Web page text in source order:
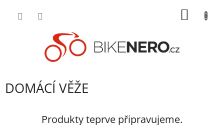
DOMÁCÍ VĚŽE
Produkty teprve připravujeme.